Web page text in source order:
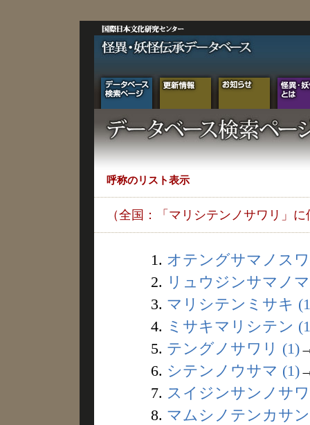
呼称のリスト表示
（全国：「マリシテンノサワリ」
1. オテングサマノス
2. リュウジンサマノ
3. マリシテンミサキ
4. ミサキマリシテン
5. テングノサワリ (1)
6. シテンノウサマ (1)
7. スイジンサンノサ
8. マムシノテンカサ